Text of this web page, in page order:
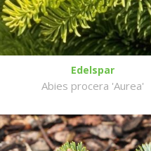
Edelspar
Abies procera 'Aurea'